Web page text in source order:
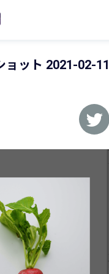
ョット 2021-02-